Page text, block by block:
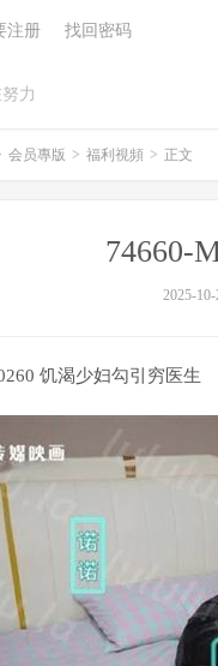
力
注册 找回密码
会员專版 > 福利視頻 > 正文
74660-
2025-10-
饥渴少妇勾引穷医生